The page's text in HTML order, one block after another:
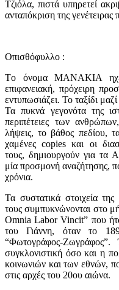
Τζιόλα, πιστά υπηρετεί
ανταπόκριση της γενέτειρας
Οπισθόφυλλο :
Tο όνομα ΜΑΝΑΚΙΑ ηχεί
επιφανειακή, πρόχειρη
εντυπωσιάζει. Το ταξίδι
Τα πυκνά γεγονότα της
περιπέτειες των
λήψεις, το βάθος πεδίου,
χαμένες copies και οι
τους, δημιουργούν για τα
μία προσμονή αναζήτησης,
χρόνια.
Τα συστατικά στοιχεία
τους συμπυκνώνονται στο
Omnia Labor Vincit” που
του Γιάννη, όταν το
“Φωτογράφος-
συγκλονιστική όσο και η
κοινωνιών και των εθνών,
στις αρχές του 20ου αιώνα.